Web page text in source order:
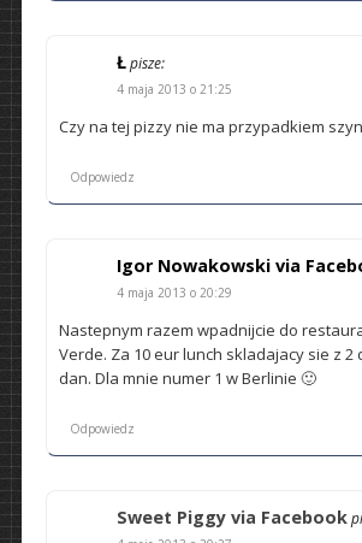
Ł pisze:
4 maja 2013 o 21:25
Czy na tej pizzy nie ma przypadkiem
Odpowiedz
Igor Nowakowski via
4 maja 2013 o 20:29
Nastepnym razem wpadnijcie do
Verde. Za 10 eur lunch skladajacy sie z 2
dan. Dla mnie numer 1 w Berlinie 🙂
Odpowiedz
Sweet Piggy via Facebook